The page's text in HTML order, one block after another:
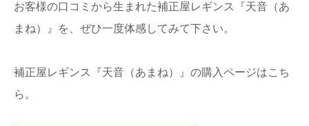
お客様の口コミから生まれた補正屋レギンス『天音（あ
まね）』を、ぜひ一度体感してみて下さい。
補正屋レギンス『天音（あまね）』の購入ページはこち
ら。